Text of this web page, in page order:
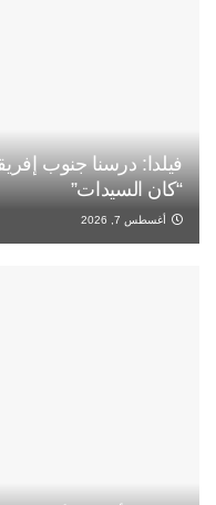
فيلدا: درسنا جنوب
“كان السيدات”
أغسطس 7, 2026